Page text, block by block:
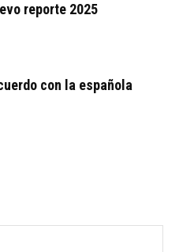
reporte 2025
con la española